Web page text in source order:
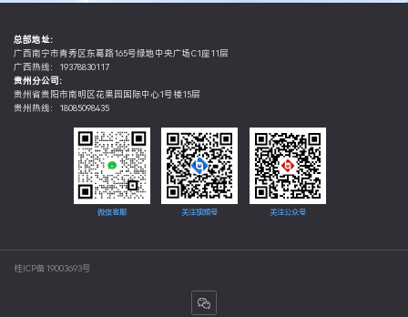
总部地址：
广西南宁市青秀区东葛路165号绿地中央广场C1座11层
广西热线：19378830117
贵州分公司：
贵州省贵阳市南明区花果园国际中心1号楼15层
贵州热线：18085098435
微信客服 关注视频号 关注公众号
桂ICP备19003693号